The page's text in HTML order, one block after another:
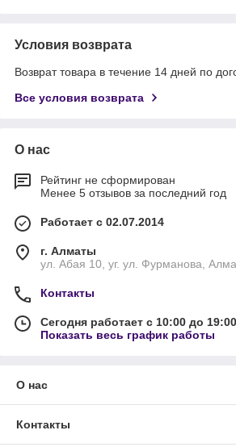
Условия возврата
Возврат товара в течение 14 дней по
Все условия возврата
О нас
Рейтинг не сформирован
Менее 5 отзывов за последний год
Работает с 02.07.2014
г. Алматы
ул. Абая 10, уг. ул. Фурманова,
Контакты
Сегодня работает с 10:00 до 19:00
Показать весь график работы
О нас
Контакты